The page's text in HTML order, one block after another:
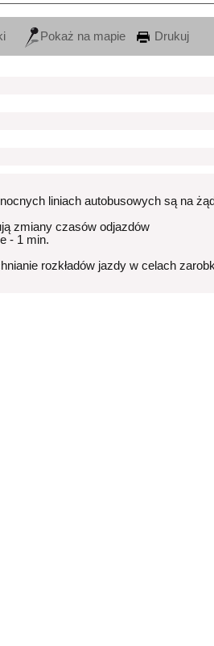
Pokaż na mapie Drukuj
liniach autobusowych są na
zmiany czasów odjazdów
- 1 min.
rozkładów jazdy w celach